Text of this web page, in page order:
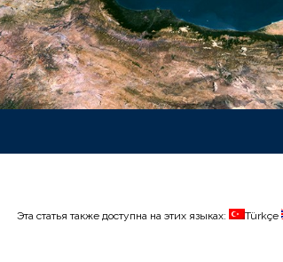
Эта статья также доступна на этих языках: Türkçe